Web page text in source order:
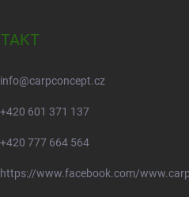
info@carpconcept.cz
+420 601 371 137
+420 777 664 564
https://www.facebook.com/